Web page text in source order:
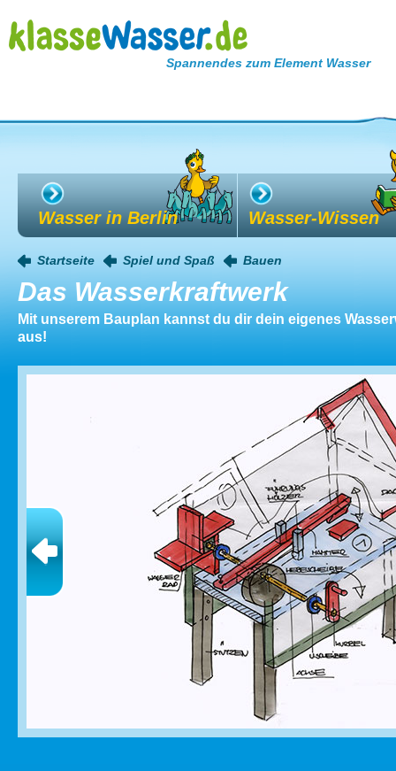
Spannendes zum Element Wasser
Wasser in Berlin Wasser-Wissen
Startseite Spiel und Spaß Bauen
Das Wasserkraftwerk
Mit unserem Bauplan kannst du dir dein eigenes
aus!